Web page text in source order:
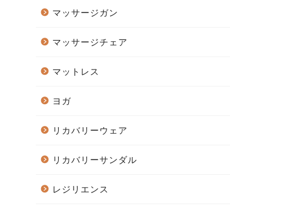
マッサージガン
マッサージチェア
マットレス
ヨガ
リカバリーウェア
リカバリーサンダル
レジリエンス